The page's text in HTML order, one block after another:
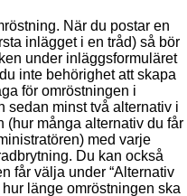
När du postar en
inlägget i en tråd) så bör
under inläggsformuläret
inte behörighet att skapa
för omröstningen i
sedan minst två alternativ i
(hur många alternativ du får
med varje
Du kan också
får välja under “Alternativ
länge omröstningen ska